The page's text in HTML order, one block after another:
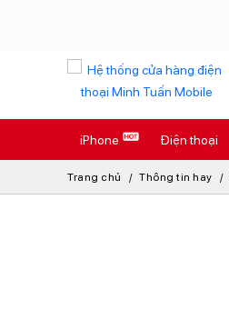
iPhone Điện thoại
Trang chủ Thông tin hay